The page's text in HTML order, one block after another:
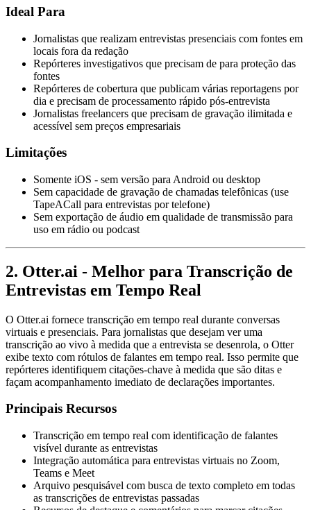
Ideal Para
Jornalistas que realizam entrevistas presenciais com fontes em
locais fora da redação
Repórteres investigativos que precisam de para proteção das
fontes
Repórteres de cobertura que publicam várias reportagens por
dia e precisam de processamento rápido pós-entrevista
Jornalistas freelancers que precisam de gravação ilimitada e
acessível sem preços empresariais
Limitações
Somente iOS - sem versão para Android ou desktop
Sem capacidade de gravação de chamadas telefônicas (use
TapeACall para entrevistas por telefone)
Sem exportação de áudio em qualidade de transmissão para
uso em rádio ou podcast
2. Otter.ai - Melhor para Transcrição de
Entrevistas em Tempo Real
O Otter.ai fornece transcrição em tempo real durante conversas
virtuais e presenciais. Para jornalistas que desejam ver uma
transcrição ao vivo à medida que a entrevista se desenrola, o Otter
exibe texto com rótulos de falantes em tempo real. Isso permite que
repórteres identifiquem citações-chave à medida que são ditas e
façam acompanhamento imediato de declarações importantes.
Principais Recursos
Transcrição em tempo real com identificação de falantes
visível durante as entrevistas
Integração automática para entrevistas virtuais no Zoom,
Teams e Meet
Arquivo pesquisável com busca de texto completo em todas
as transcrições de entrevistas passadas